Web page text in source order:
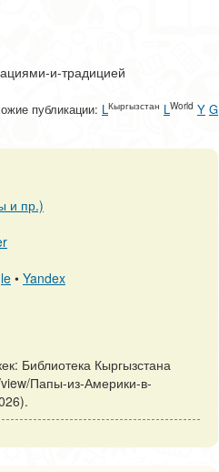
и-традицией
публикации: LКыргызстан LWorld Y G
и пр.)
• Yandex
Библиотека Кыргызстана
Папы-из-Америки-в-